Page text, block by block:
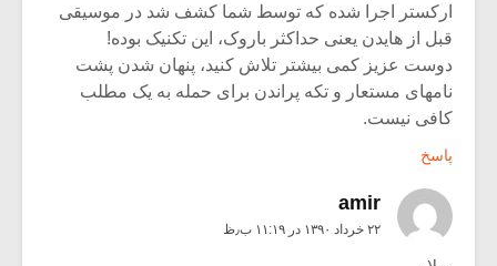
ارکستر اجرا شده که توسط شما کشف شد در موسیقی
قبل از هایدن یعنی حداکثر باروک، این تکنیک بوده!
دوست عزیز کمی بیشتر تلاش کنید، پنهان شدن پشت
نامهای مستعار و تکه پراندن برای حمله به یک مطلب
کافی نیست.
پاسخ
amir
۲۲ خرداد ۱۳۹۰ در ۱۱:۱۹ ب٫ظ